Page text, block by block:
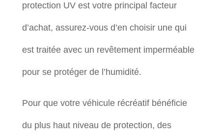
protection UV est votre principal facteur
d’achat, assurez-vous d’en choisir une qui
est traitée avec un revêtement imperméable
pour se protéger de l’humidité.
Pour que votre véhicule récréatif bénéficie
du plus haut niveau de protection, des